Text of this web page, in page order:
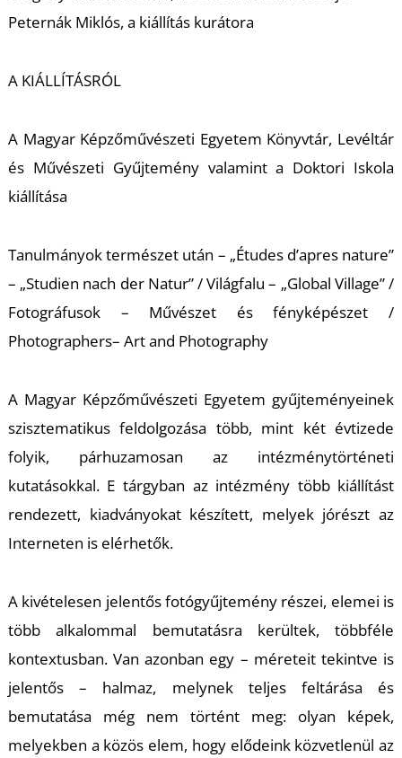
Peternák Miklós, a kiállítás kurátora
A KIÁLLÍTÁSRÓL
A Magyar Képzőművészeti Egyetem Könyvtár, Levéltár
és Művészeti Gyűjtemény valamint a Doktori Iskola
kiállítása
Tanulmányok természet után – „Études d’apres nature”
– „Studien nach der Natur”/ Világfalu – „Global Village”/
Fotográfusok – Művészet és fényképészet /
Photographers– Art and Photography
A Magyar Képzőművészeti Egyetem gyűjteményeinek
szisztematikus feldolgozása több, mint két évtizede
folyik, párhuzamosan az intézménytörténeti
kutatásokkal. E tárgyban az intézmény több kiállítást
rendezett, kiadványokat készített, melyek jórészt az
Interneten is elérhetők.
A kivételesen jelentős fotógyűjtemény részei, elemei is
több alkalommal bemutatásra kerültek, többféle
kontextusban. Van azonban egy – méreteit tekintve is
jelentős – halmaz, melynek teljes feltárása és
bemutatása még nem történt meg: olyan képek,
melyekben a közös elem, hogy elődeink közvetlenül az